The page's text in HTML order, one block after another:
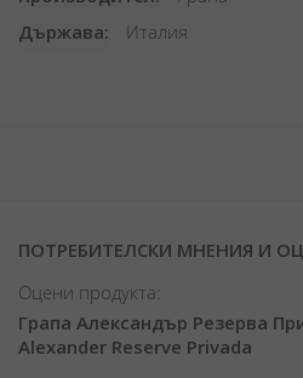
Държава
Италия
ПОТРЕБИТЕЛСКИ МНЕНИЯ И
Оцени продукта:
Грапа Александър Резерва
Alexander Reserve Privada